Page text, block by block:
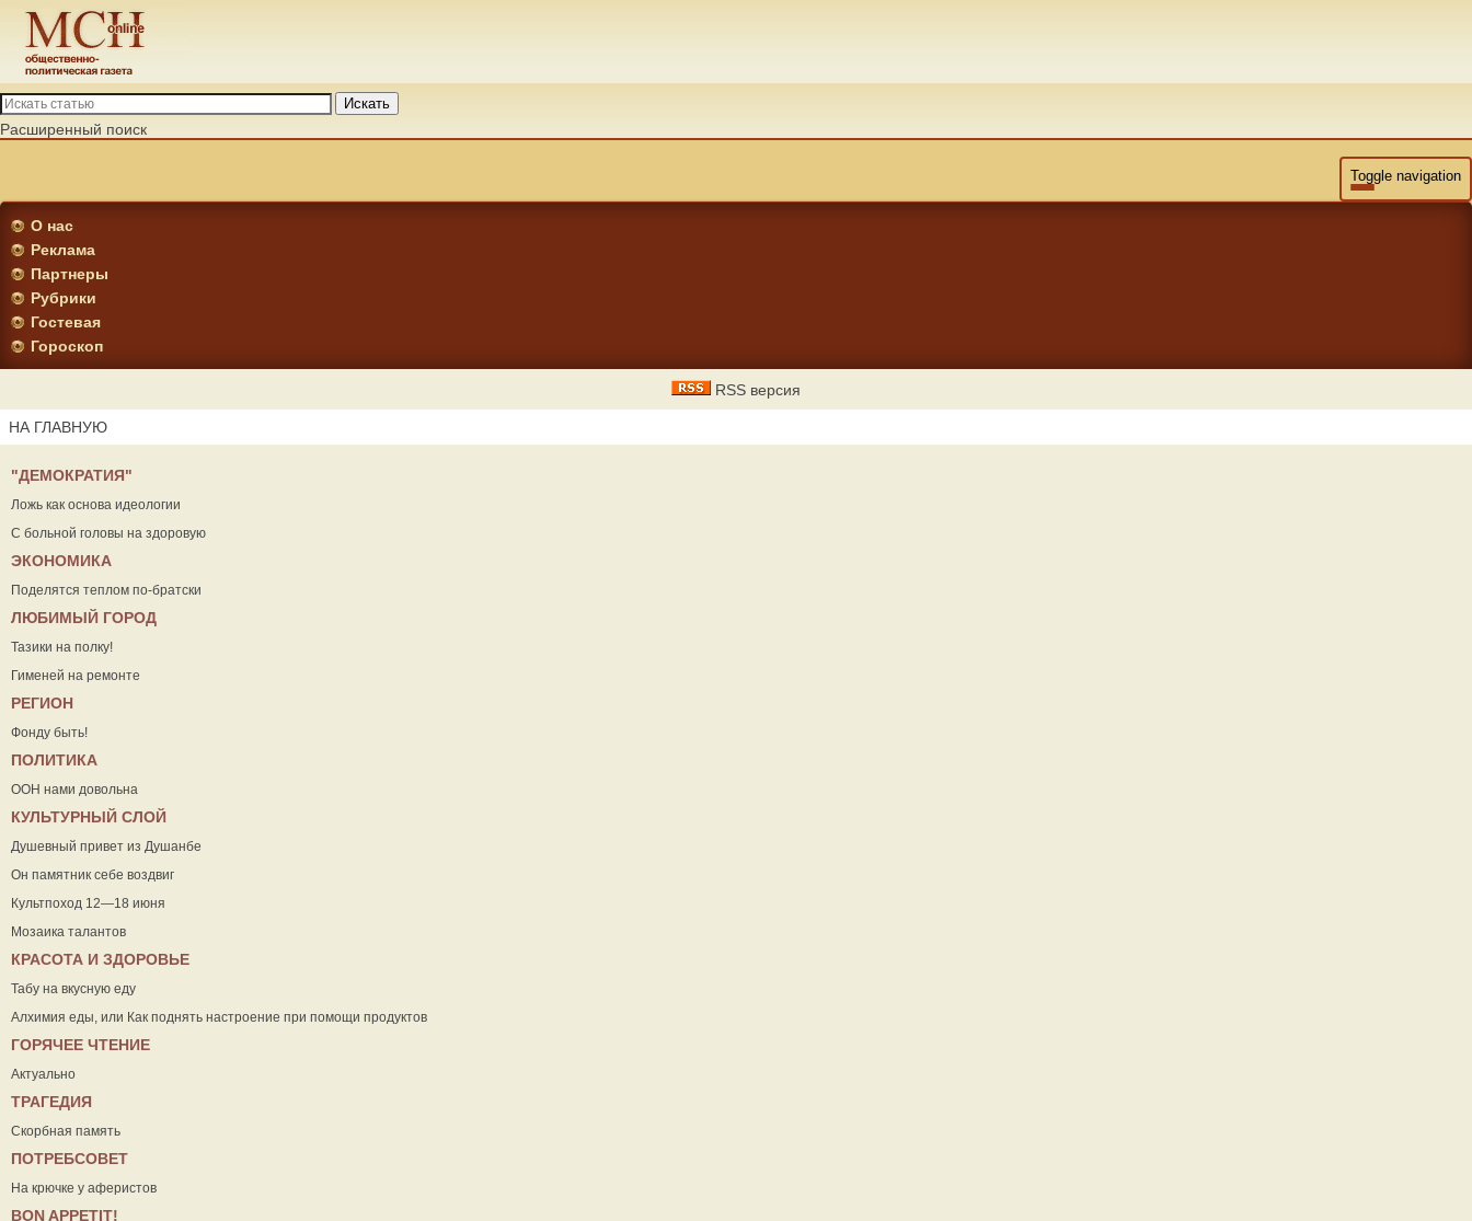
Искать
Расширенный поиск
Toggle navigation
О нас
Реклама
Партнеры
Рубрики
Гостевая
Гороскоп
RSS версия
НА ГЛАВНУЮ
"ДЕМОКРАТИЯ"
Ложь как основа идеологии
С больной головы на здоровую
ЭКОНОМИКА
Поделятся теплом по-братски
ЛЮБИМЫЙ ГОРОД
Тазики на полку!
Гименей на ремонте
РЕГИОН
Фонду быть!
ПОЛИТИКА
ООН нами довольна
КУЛЬТУРНЫЙ СЛОЙ
Душевный привет из Душанбе
Он памятник себе воздвиг
Культпоход 12—18 июня
Мозаика талантов
КРАСОТА И ЗДОРОВЬЕ
Табу на вкусную еду
Алхимия еды, или Как поднять настроение при помощи продуктов
ГОРЯЧЕЕ ЧТЕНИЕ
Актуально
ТРАГЕДИЯ
Скорбная память
ПОТРЕБСОВЕТ
На крючке у аферистов
ВON APPETIT!